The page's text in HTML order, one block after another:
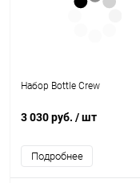
Набор Bottle Crew
3 030 руб. / шт
Подробнее